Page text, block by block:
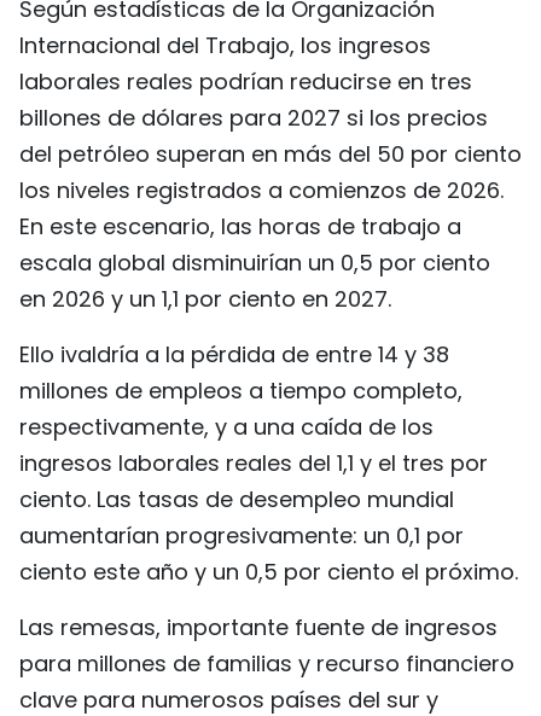
Según estadísticas de la Organización
Internacional del Trabajo, los ingresos
laborales reales podrían reducirse en tres
billones de dólares para 2027 si los precios
del petróleo superan en más del 50 por ciento
los niveles registrados a comienzos de 2026.
En este escenario, las horas de trabajo a
escala global disminuirían un 0,5 por ciento
en 2026 y un 1,1 por ciento en 2027.
Ello ivaldría a la pérdida de entre 14 y 38
millones de empleos a tiempo completo,
respectivamente, y a una caída de los
ingresos laborales reales del 1,1 y el tres por
ciento. Las tasas de desempleo mundial
aumentarían progresivamente: un 0,1 por
ciento este año y un 0,5 por ciento el próximo.
Las remesas, importante fuente de ingresos
para millones de familias y recurso financiero
clave para numerosos países del sur y